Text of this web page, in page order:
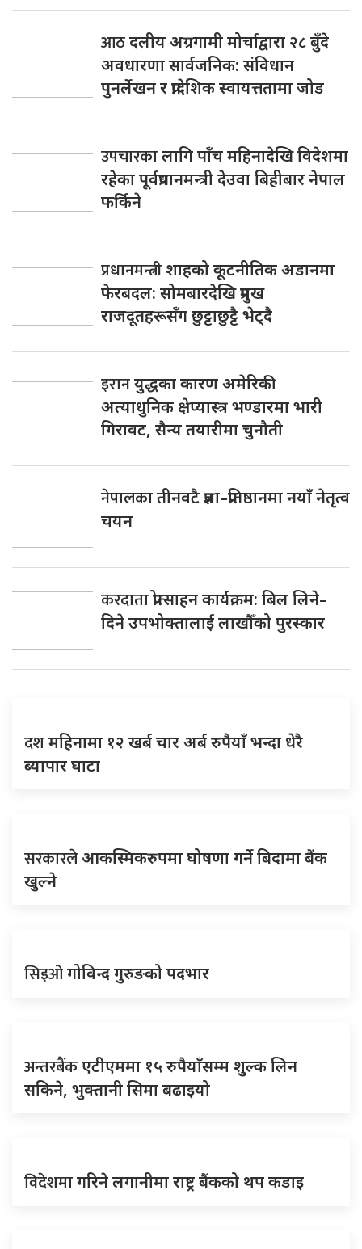
आठदलीय अग्रगामी मोर्चाद्वारा २८ बुँदे
अवधारणा सार्वजनिक: संविधान
पुनर्लेखन र प्रादेशिक स्वायत्ततामा जोड
उपचारकालागि पाँच महिनादेखि विदेशमा
रहेका पूर्वप्रधानमन्त्री देउवा बिहीबार नेपाल
फर्किने
प्रधानमन्त्रीशाहको कूटनीतिक अडानमा
फेरबदल: सोमबारदेखि प्रमुख
राजदूतहरूसँग छुट्टाछुट्टै भेट्दै
इरानयुद्धका कारण अमेरिकी
अत्याधुनिक क्षेप्यास्त्र भण्डारमा भारी
गिरावट, सैन्य तयारीमा चुनौती
नेपालकातीनवटै प्रज्ञा–प्रतिष्ठानमा नयाँ नेतृत्व
चयन
करदाताप्रोत्साहन कार्यक्रम: बिल लिने–
दिने उपभोक्तालाई लाखौँको पुरस्कार
दशमहिनामा १२ खर्ब चार अर्ब रुपैयाँ भन्दा धेरै
ब्यापार घाटा
सरकारलेआकस्मिकरुपमा घोषणा गर्ने बिदामा बैंक
खुल्ने
सिइओगोविन्द गुरुङको पदभार
अन्तरबैंकएटीएममा १५ रुपैयाँसम्म शुल्क लिन
सकिने, भुक्तानी सिमा बढाइयो
विदेशमागरिने लगानीमा राष्ट्र बैंकको थप कडाइ